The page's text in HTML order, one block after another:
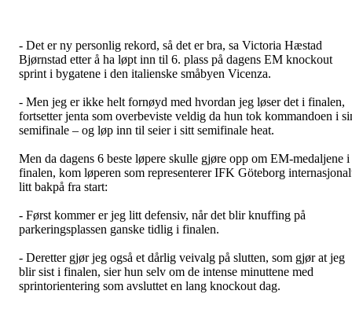
- Det er ny personlig rekord, så det er bra, sa Victoria Hæstad
Bjørnstad etter å ha løpt inn til 6. plass på dagens EM knockout
sprint i bygatene i den italienske småbyen Vicenza.
- Men jeg er ikke helt fornøyd med hvordan jeg løser det i finalen,
fortsetter jenta som overbeviste veldig da hun tok kommandoen i
semifinale – og løp inn til seier i sitt semifinale heat.
Men da dagens 6 beste løpere skulle gjøre opp om EM-medaljene i
finalen, kom løperen som representerer IFK Göteborg
litt bakpå fra start:
- Først kommer er jeg litt defensiv, når det blir knuffing på
parkeringsplassen ganske tidlig i finalen.
- Deretter gjør jeg også et dårlig veivalg på slutten, som gjør at jeg
blir sist i finalen, sier hun selv om de intense minuttene med
sprintorientering som avsluttet en lang knockout dag.